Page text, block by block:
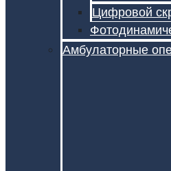
Цифровой
Амбулаторные